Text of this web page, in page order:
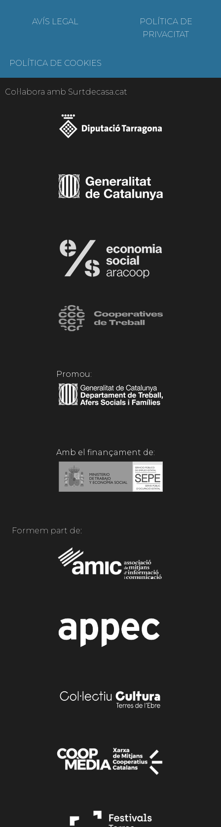
AVÍS LEGAL
POLÍTICA DE
PRIVACITAT
POLÍTICA DE COOKIES
Col·labora amb Surtdecasa.cat
Promou:
Amb el finançament de:
Formem part de: